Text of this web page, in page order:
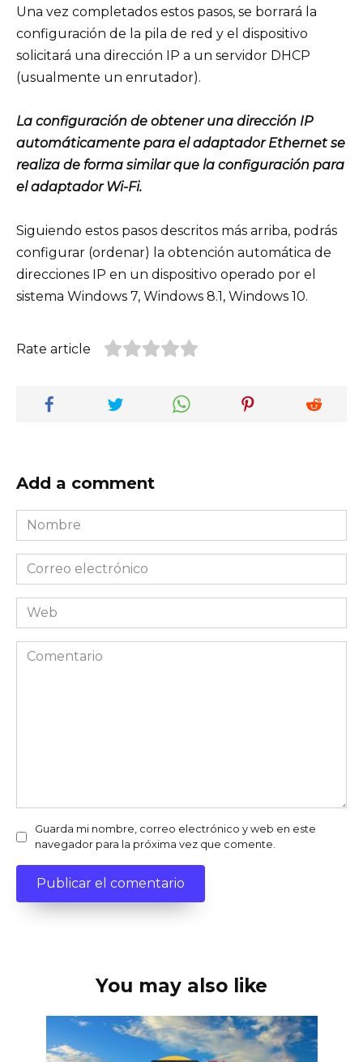
Una vez completados estos pasos, se borrará la
configuración de la pila de red y el dispositivo
solicitará una dirección IP a un servidor DHCP
(usualmente un enrutador).
La configuración de obtener una dirección IP
automáticamente para el adaptador Ethernet se
realiza de forma similar que la configuración para
el adaptador Wi-Fi.
Siguiendo estos pasos descritos más arriba, podrás
configurar (ordenar) la obtención automática de
direcciones IP en un dispositivo operado por el
sistema Windows 7, Windows 8.1, Windows 10.
Rate article
Add a comment
Nombre
*
Correo
electrónico
*Web
Comentario
Guarda mi nombre, correo electrónico y web en este
navegador para la próxima vez que comente.
You may also like